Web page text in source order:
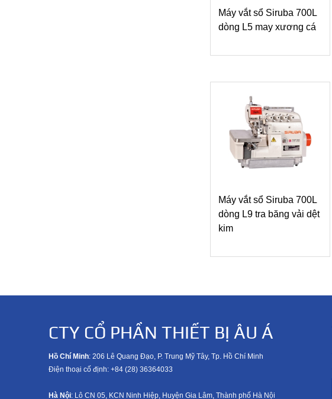
Máy vắt sổ Siruba 700L
dòng L5 may xương cá
Máy vắt sổ Siruba 700L
dòng L9 tra băng vải dệt
kim
CTY CỔ PHẦN THIẾT BỊ ÂU Á
Hồ Chí Minh: 206 Lê Quang Đạo, P. Trung Mỹ Tây, Tp. Hồ Chí Minh
Điện thoại cố định: +84 (28) 36364033
Hà Nội: Lô CN 05, KCN Ninh Hiệp, Huyện Gia Lâm, Thành phố Hà Nội